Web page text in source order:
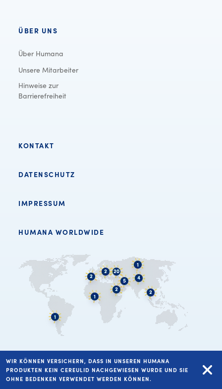
ÜBER UNS
Über Humana
Unsere Mitarbeiter
Hinweise zur
Barrierefreiheit
KONTAKT
DATENSCHUTZ
IMPRESSUM
HUMANA WORLDWIDE
COPYRIGHT HUMANA VERTRIEBS GMBH 2026
WIR KÖNNEN VERSICHERN, DASS IN UNSEREN HUMANA
PRODUKTEN KEIN CEREULID NACHGEWIESEN WURDE UND SIE
OHNE BEDENKEN VERWENDET WERDEN KÖNNEN.